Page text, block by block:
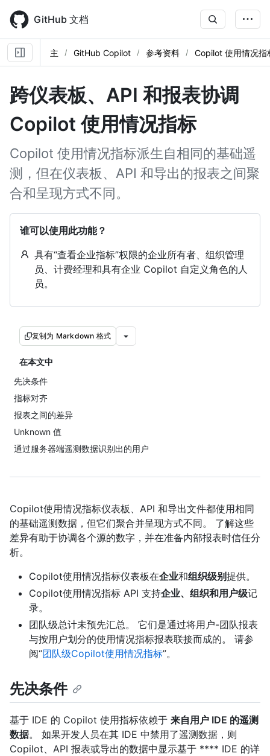
main
content
GitHub 文档
主 GitHub Copilot 参考资料 Copilot 使用情况指
跨仪表板、API 和报表协调
Copilot 使用情况指标
Copilot 使用情况指标派生自相同的基础遥
测，但在仪表板、API 和导出的报表之间聚
合和呈现方式不同。
谁可以使用此功能？
具有“查看企业指标”权限的企业所有者、组织管理
员、计费经理和具有企业 Copilot 自定义角色的人
员。
复制为 Markdown 格式
在本文中
先决条件
指标对齐
报表之间的差异
Unknown 值
通过服务器端遥测数据识别出的用户
Copilot使用情况指标仪表板、API 和导出文件都使用相同
的基础遥测数据，但它们聚合并呈现方式不同。 了解这些
差异有助于协调各个源的数字，并在准备内部报表时信任分
析。
Copilot使用情况指标仪表板在企业和组织级别提供。
Copilot使用情况指标 API 支持企业、组织和用户级记
录。
团队级总计未预先汇总。 它们是通过将用户-团队报表
与按用户划分的使用情况指标报表联接而成的。 请参
阅“团队级Copilot使用情况指标”。
先决条件
基于 IDE 的 Copilot 使用指标依赖于 来自用户 IDE 的遥测
数据。 如果开发人员在其 IDE 中禁用了遥测数据，则
Copilot、API 报表或导出的数据中显示基于 **** IDE 的详